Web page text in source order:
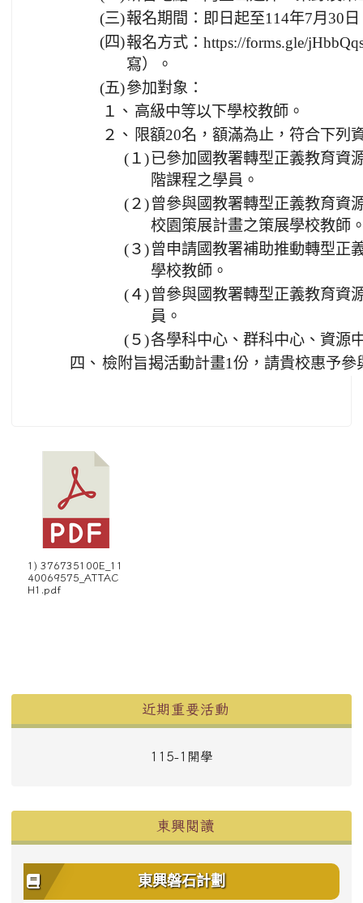
(三)報名期間：即日起至114年7月30
(四)報名方式：https://forms.gle/
寫）。
(五)參加對象：
１、 高級中等以下學校教師。
２、 限額20名，額滿為止，符合下列
(１)已參加國教署轉型正義教育資
階課程之學員。
(２)曾參與國教署轉型正義教育資
校園策展計畫之策展學校教師
(３)曾申請國教署補助推動轉型正
學校教師。
(４)曾參與國教署轉型正義教育資
員。
(５)各學科中心、群科中心、資源
四、 檢附旨揭活動計畫1份，請貴校惠予
1) 376735100E_11
40069575_ATTAC
H1.pdf
近期重要活動
115-1開學
東興閱讀
東興磐石計劃